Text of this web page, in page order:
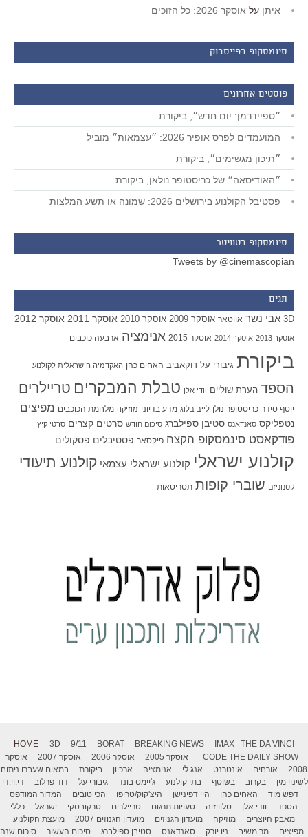
איתן על אוסקר 2026: כל הזוכים
סינמסקופ בפייסבוק
פוסטים אחרונים
״ספיידרמן: יום חדש״, ביקורת
המועמדים לפרס אופיר 2026: ״עצמאות״ מוביל
״תיכון מגשימים״, ביקורת
״האודיסאה״ של כריסטופר נולאן, ביקורת
פסטיבל הקולנוע בירושלים 2026: שמונה או תשע המלצות
סינמסקופ בטוויטר
Tweets by @cinemascopian
תגים
3D אבי נשר אווטאר אוסקר 2009 אוסקר 2010 אוסקר 2011 אוסקר 2012
אוסקר 2013 אוסקר 2014 אוסקר 2015 אנימציה ארבעה כוכבים
ביקורת גיבורי על דוקאביב האחים כהן האקדמיה הישראלית לקולנוע
הספד הערת שוליים וודי אלן טבלת המבקרים טריילרים
יוסף סידר כריסטופר נולן לייב בלוג מדע בדיוני מוזיקה מלחמת הכוכבים מפיצים
נטפליקס סאנדאנס סטיבן ספילברג סיכום חודש סרטים קצרים סרטי קיץ
פודקאסט סינמסקופ הקצה פיקסאר פסטיבלים פסקולים
קולנוע ישראלי קולנוע ישראלי עצמאי קולנוע תיעודי
קטנוניזם שוברי קופות תסריטאות
HOME 3D 9/11 BORAT BREAKING NEWS IMAX
THE DA VINCI
CODE THE DAILY SHOW אוסקר 2005 אוסקר 2006 אוסקר 2007
אוסקר
2008
אורחים אינטרנט אנג לי אנימציה ארכיון ביקורת
במאים שעברו ניתוח
לשינוי מין
בקרוב בשוטף בתי קולנוע ג'יימס בונד גיבורי על דוד פרלוב
די.וי.די
דפש מוד
האחים כהן היי דפינישן היצ'קוק/טריפו הכי טובים
המדור המודפס
הספד
וודי אלן טלוויזיה טעויות תרגום טריילרים טרקובסקי ישראל
כללי
מאבק היוצרים
מוזיקה מועדון הגנוזים מועדון הגנוזים 2007
מועצת הקולנוע
מפיצים
מר משיב ניו יורק סאנדאנס סטיבן ספילברג סיכום העשור סיכום שנה